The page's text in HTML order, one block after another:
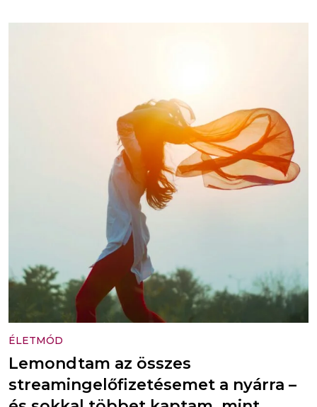
ÉLETMÓD
Lemondtam az összes
streamingelőfizetésemet a nyárra –